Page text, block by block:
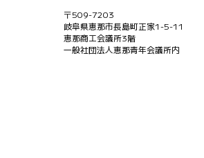
〒509-7203
岐阜県恵那市長島町正家1-5-11
恵那商工会議所3階
一般社団法人恵那青年会議所内